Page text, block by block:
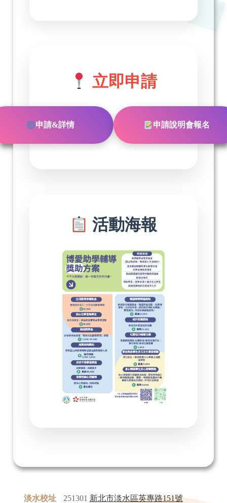
立即申請
申請&詳情 申請說明會報名
活動海報
淡水校址 251301 新北市淡水區英專路151號